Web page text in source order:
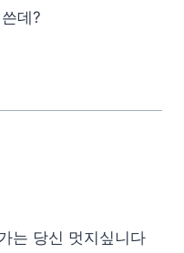
데?
는 당신 멋지싶니다